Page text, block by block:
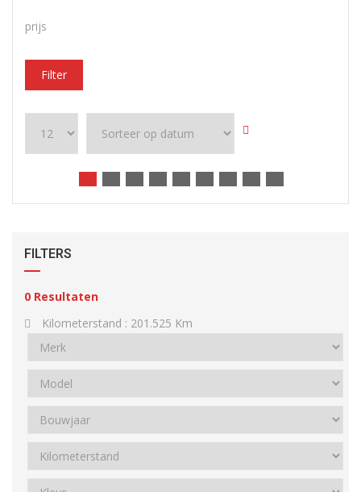
prijs
Filter
FILTERS
0 Resultaten
Kilometerstand : 201.525 Km